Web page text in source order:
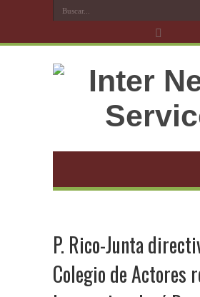
P. Rico-Junta
Colegio de Actores